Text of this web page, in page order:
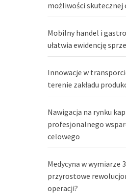
możliwości skutecznej
Mobilny handel i
ułatwia ewidencję
Innowacje w
terenie zakładu
Nawigacja na rynku
profesjonalnego
celowego
Medycyna w wymiarze
przyrostowe
operacji?